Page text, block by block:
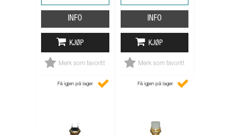
INFO
KJØP
Merk som favoritt
INFO
KJØP
Merk som favoritt
Få igjen på lager Få igjen på lager